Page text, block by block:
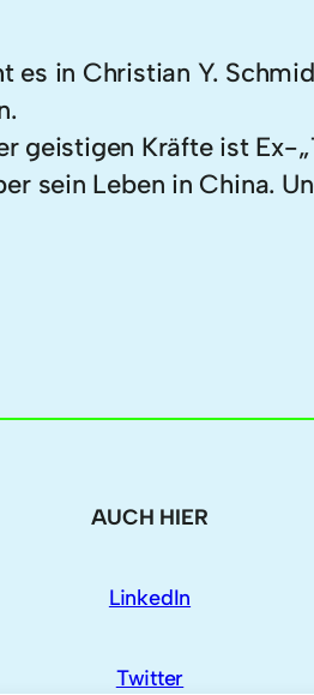
es in Christian Y.
geistigen Kräfte ist Ex-
sein Leben in China.
AUCH HIER
LinkedIn
Twitter